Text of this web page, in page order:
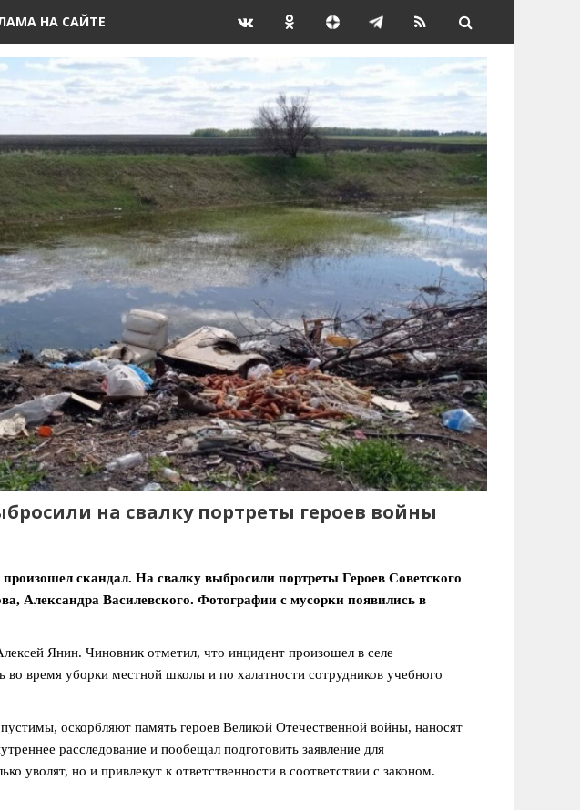
НА САЙТЕ
на свалку портреты героев войны
скандал. На свалку выбросили портреты Героев Советского
Александра Василевского. Фотографии с мусорки появились в
Янин. Чиновник отметил, что инцидент произошел в селе
время уборки местной школы и по халатности сотрудников учебного
оскорбляют память героев Великой Отечественной войны, наносят
расследование и пообещал подготовить заявление для
уволят, но и привлекут к ответственности в соответствии с законом.